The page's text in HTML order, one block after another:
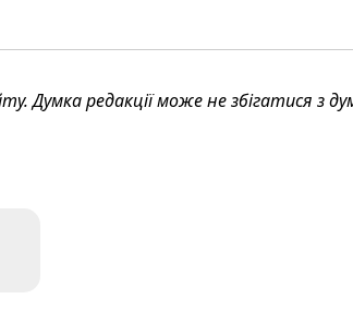
Думка редакції може не збігатися з